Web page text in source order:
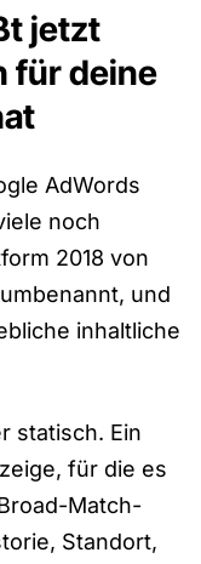
jetzt
für deine
AdWords
noch
2018 von
und
inhaltliche
statisch. Ein
für die es
Match-
Standort,